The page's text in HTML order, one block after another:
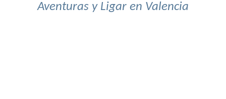
Aventuras y Ligar en Valencia